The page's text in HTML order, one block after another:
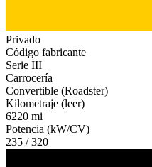
Privado
Código fabricante
Serie III
Carrocería
Convertible (Roadster)
Kilometraje (leer)
6220 mi
Potencia (kW/CV)
235 / 320